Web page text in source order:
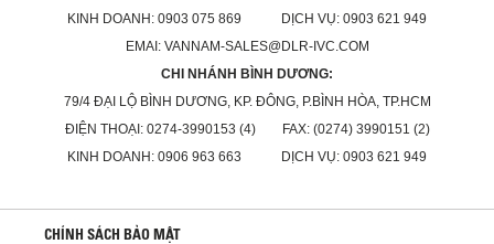
KINH DOANH: 0903 075 869 DỊCH VỤ: 0903 621 949
EMAI: VANNAM-SALES@DLR-IVC.COM
CHI NHÁNH BÌNH DƯƠNG:
79/4 ĐẠI LỘ BÌNH DƯƠNG, KP. ĐÔNG, P.BÌNH HÒA, TP.HCM
ĐIỆN THOẠI: 0274-3990153 (4) FAX: (0274) 3990151 (2)
KINH DOANH: 0906 963 663 DỊCH VỤ: 0903 621 949
CHÍNH SÁCH BẢO MẬT